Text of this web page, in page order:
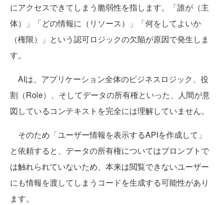
にアクセスできてしまう脆弱性を指します。「誰が（主
体）」「どの情報に（リソース）」「何をしてよいか
（権限）」という認可ロジックの欠陥が原因で発生しま
す。
AIは、アプリケーション全体のビジネスロジック、役
割（Role）、そしてデータの所有権といった、人間が意
図しているコンテキストを完全には理解していません。
そのため「ユーザー情報を表示するAPIを作成して」
と依頼すると、データの所有権についてはプロンプトで
は触れられていないため、本来は閲覧できないユーザー
にも情報を渡してしまうコードを生成する可能性があり
ます。